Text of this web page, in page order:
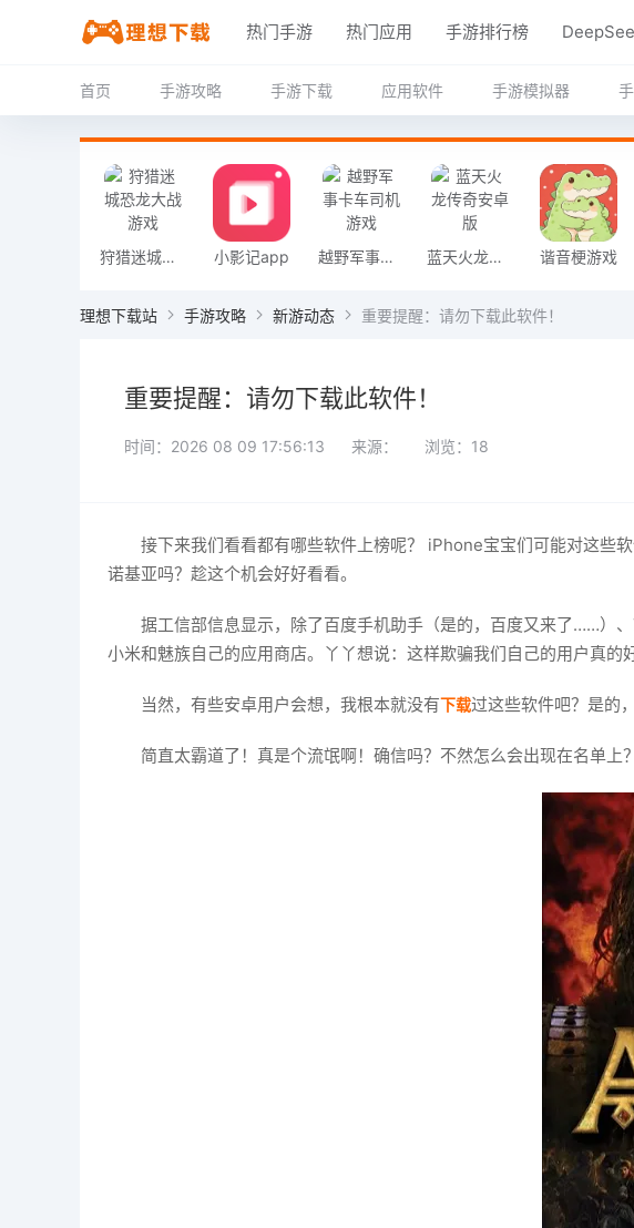
热门手游 热门应用 手游排行榜
首页 手游攻略 手游下载 应用软件 手游模拟器
狩猎迷城恐龙大战游戏 小影记app 越野军事卡车司机游戏 蓝天火龙传奇安卓版 谐音梗游戏
理想下载站 手游攻略 新游动态 重要提醒：请勿下载此软件！
重要提醒：请勿下载此软件！
时间：2026 08 09 17:56:13 来源： 浏览：18
接下来我们看看都有哪些软件上榜呢？ iPhone宝宝们可能对这些
诺基亚吗？趁这个机会好好看看。
据工信部信息显示，除了百度手机助手（是的，百度又来了……）
小米和魅族自己的应用商店。丫丫想说：这样欺骗我们自己的用户真的
当然，有些安卓用户会想，我根本就没有下载过这些软件吧？是的
简直太霸道了！真是个流氓啊！确信吗？不然怎么会出现在名单上？